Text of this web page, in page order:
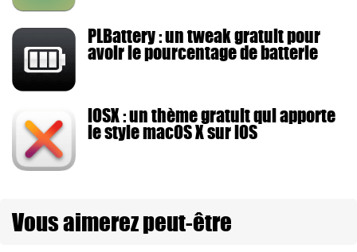
PLBattery : un tweak gratuit pour
avoir le pourcentage de batterie
iOSX : un thème gratuit qui apporte
le style macOS X sur iOS
Vous aimerez peut-être